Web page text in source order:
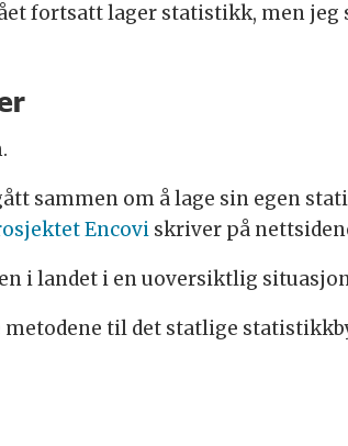
fortsatt lager statistikk, men jeg
sammen om å lage sin egen
Encoviskriver på
i landet i en uoversiktlig
til det statlige